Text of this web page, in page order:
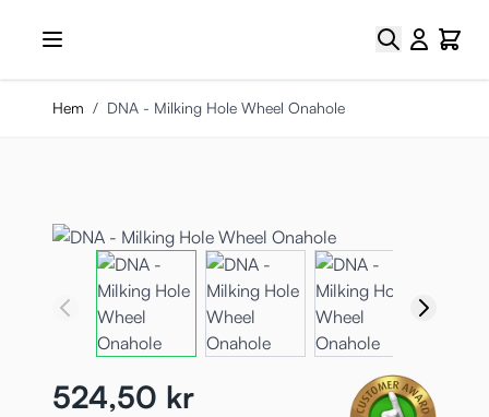
Sök
Cart
Hem / DNA - Milking Hole Wheel Onahole
524,50 kr